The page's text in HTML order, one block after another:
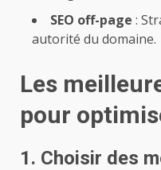
SEO off-page :
autorité du domaine.
Les
pour
1. Choisir des